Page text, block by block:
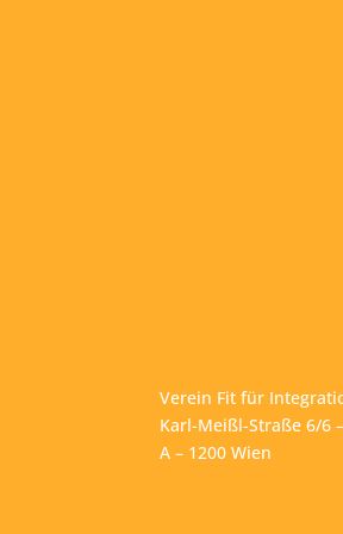
Verein Fit für
Karl-Meißl-Straße 6/6
A – 1200 Wien